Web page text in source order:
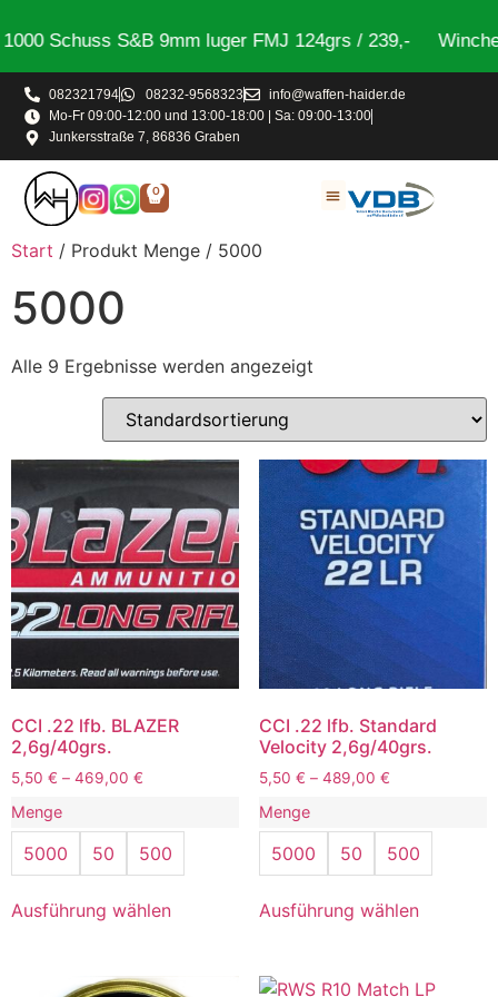
Schuss S&B 9mm luger FMJ 124grs / 239,-
082321794 08232-9568323
info@waffen-haider.de
Mo-Fr 09:00-12:00 und 13:00-18:00 | Sa: 09:00-13:00
Junkersstraße 7, 86836 Graben
0
Start / Produkt Menge / 5000
5000
Alle 9 Ergebnisse werden angezeigt
CCI .22 lfb. BLAZER
2,6g/40grs.
5,50 € – 469,00 €
Menge
5000 50 500
Ausführung wählen
CCI .22 lfb. Standard
Velocity 2,6g/40grs.
5,50 € – 489,00 €
Menge
5000 50 500
Ausführung wählen